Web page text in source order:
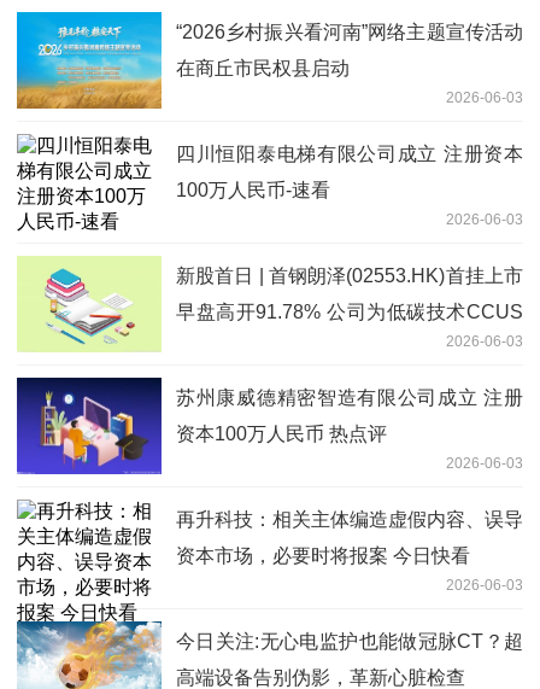
“2026乡村振兴看河南”网络主题宣传活动
在商丘市民权县启动
2026-06-03
四川恒阳泰电梯有限公司成立 注册资本
100万人民币-速看
2026-06-03
新股首日 | 首钢朗泽(02553.HK)首挂上市
早盘高开91.78% 公司为低碳技术CCUS
2026-06-03
苏州康威德精密智造有限公司成立 注册
资本100万人民币 热点评
2026-06-03
再升科技：相关主体编造虚假内容、误导
资本市场，必要时将报案 今日快看
2026-06-03
今日关注:无心电监护也能做冠脉CT？超
高端设备告别伪影，革新心脏检查